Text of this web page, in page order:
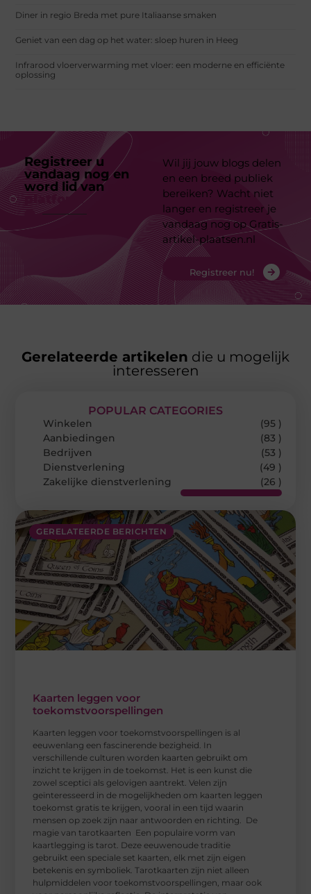
Diner in regio Breda met pure Italiaanse smaken
Geniet van een dag op het water: sloep huren in Heeg
Infrarood vloerverwarming met vloer: een moderne en efficiënte
oplossing
Registreer u
vandaag nog en
word lid van
platform
Wil jij jouw blogs delen
en een breed publiek
bereiken? Wacht niet
langer en registreer je
vandaag nog op Gratis-
artikel-plaatsen.nl
Registreer nu!
Gerelateerde artikelen die u mogelijk
interesseren
GERELATEERDE BERICHTEN
Kaarten leggen voor
toekomstvoorspellingen
Kaarten leggen voor toekomstvoorspellingen is al
eeuwenlang een fascinerende bezigheid. In
verschillende culturen worden kaarten gebruikt om
inzicht te krijgen in de toekomst. Het is een kunst die
zowel sceptici als gelovigen aantrekt. Velen zijn
geïnteresseerd in de mogelijkheden om kaarten leggen
toekomst gratis te krijgen, vooral in een tijd waarin
mensen op zoek zijn naar antwoorden en richting. De
magie van tarotkaarten Een populaire vorm van
kaartlegging is tarot. Deze eeuwenoude traditie
gebruikt een speciale set kaarten, elk met zijn eigen
betekenis en symboliek. Tarotkaarten zijn niet alleen
hulpmiddelen voor toekomstvoorspellingen, maar ook
POPULAR CATEGORIES
Winkelen
(95 )
Aanbiedingen
(83 )
Bedrijven
(53 )
Dienstverlening
(49 )
Zakelijke dienstverlening
(26 )